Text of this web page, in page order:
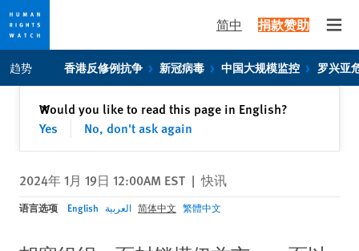
Skip
to
privacy
Skip
to
content
简中 捐款赞助
趋势 香港反修例抗争 新冠病毒 中国大规模监控 罗兴亚
Would you like to read this page in English?
Yes
No, don't ask again
✕关闭
2024年 1月 19日 12:00AM EST | 快讯
语言选项 English العربية 简体中文 繁體中文